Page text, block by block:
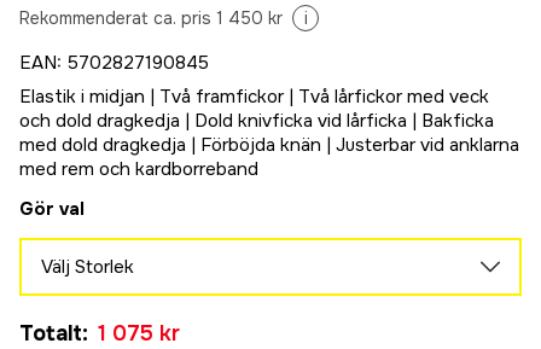
Rekommenderat ca. pris 1 450 kr i
EAN: 5702827190845
Elastik i midjan | Två framfickor | Två lårfickor med veck
och dold dragkedja | Dold knivficka vid lårficka | Bakficka
med dold dragkedja | Förböjda knän | Justerbar vid anklarna
med rem och kardborreband
Gör val
Välj Storlek
1 075 kr
Totalt: 1 075 kr